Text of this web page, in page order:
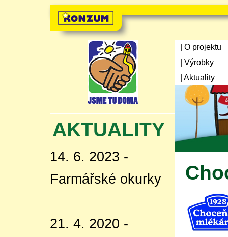
AKTUALITY
14. 6. 2023 -
Farmářské okurky
21. 4. 2020 -
| O projektu
| Výrobky
| Aktuality